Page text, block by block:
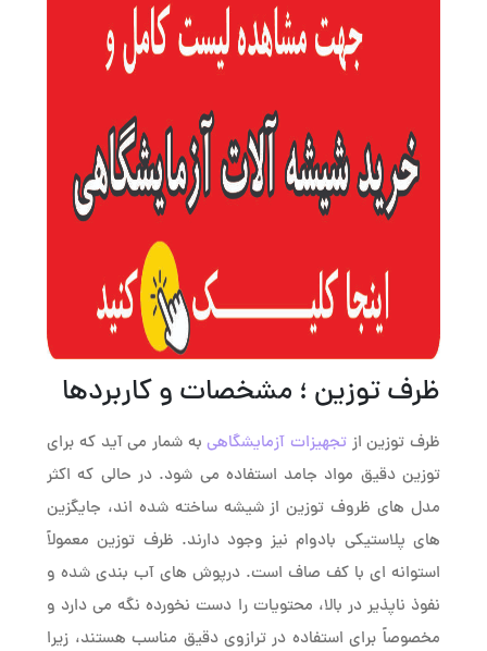
ظرف توزین ؛ مشخصات و کاربردها
ظرف توزین ازتجهیزات آزمایشگاهیبه شمار می آید که برای
توزین دقیق مواد جامد استفاده می شود. در حالی که اکثر
مدل های ظروف توزین از شیشه ساخته شده اند، جایگزین
های پلاستیکی بادوام نیز وجود دارند. ظرف توزین معمولاً
استوانه ای با کف صاف است. درپوش های آب بندی شده و
نفوذ ناپذیر در بالا، محتویات را دست نخورده نگه می دارد و
مخصوصاً برای استفاده در ترازوی دقیق مناسب هستند، زیرا